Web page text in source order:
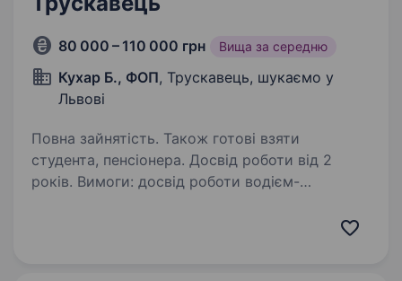
80 000 – 110 000 грн Вища за середню
Кухар Б., ФОП, Трускавець, шукаємо у
Львові
Повна зайнятість. Також готові взяти
студента, пенсіонера. Досвід роботи від 2
років. Вимоги: досвід роботи водієм-